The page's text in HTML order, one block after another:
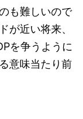
も難しいので
が近い将来、
を争うように
意味当たり前